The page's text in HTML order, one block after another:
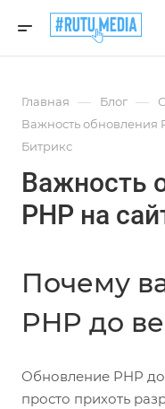
Главная — Блог —
Важность обновления
Битрикс
Важность
PHP на
Почему
PHP до
Обновление PHP
просто прихоть